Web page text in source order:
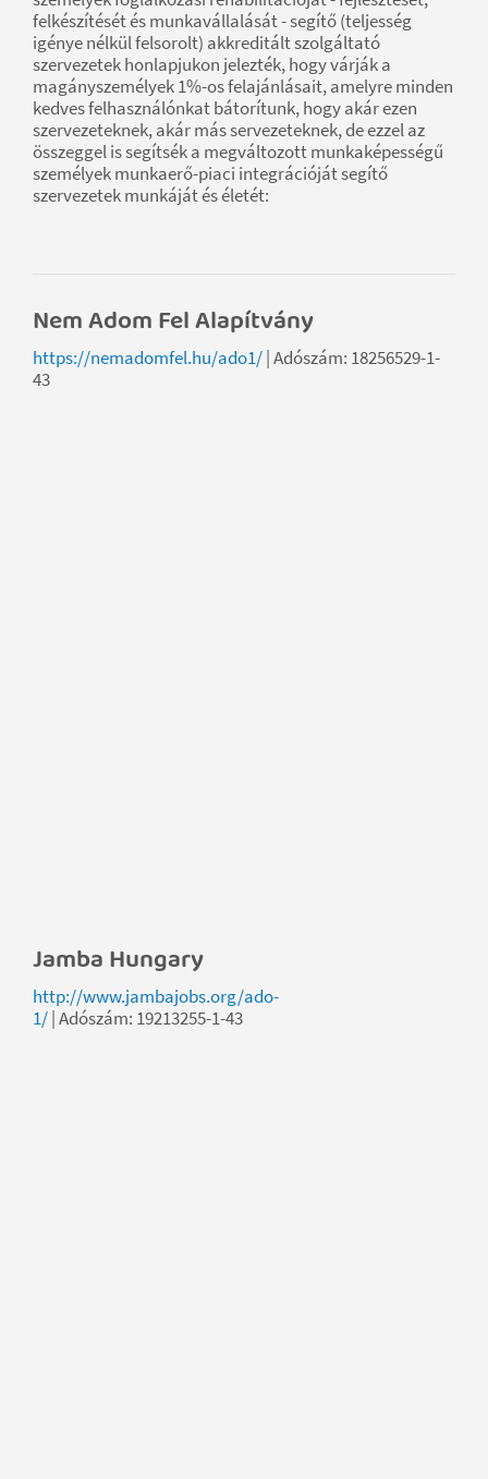
felkészítését és munkavállalását - segítő (teljesség
igénye nélkül felsorolt) akkreditált szolgáltató
szervezetek honlapjukon jelezték, hogy várják a
magányszemélyek 1%-os felajánlásait, amelyre minden
kedves felhasználónkat bátorítunk, hogy akár ezen
szervezeteknek, akár más servezeteknek, de ezzel az
összeggel is segítsék a megváltozott munkaképességű
személyek munkaerő-piaci integrációját segítő
szervezetek munkáját és életét:
Nem Adom Fel Alapítvány
https://nemadomfel.hu/ado1/|Adószám: 18256529-1-
43
Jamba Hungary
http://www.jambajobs.org/ado-
1/| Adószám: 19213255-1-43